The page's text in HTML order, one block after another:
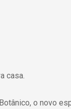
casa.
o novo